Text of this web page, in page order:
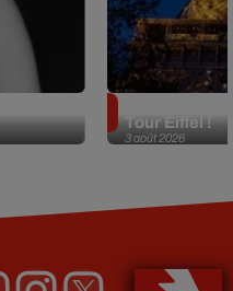
3 août 2026
Tour Eiffel !